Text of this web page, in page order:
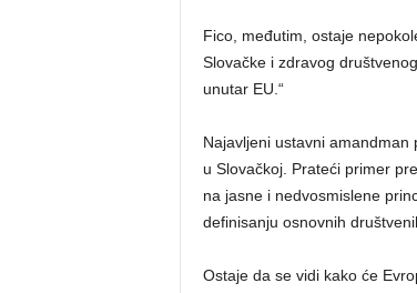
Fico, međutim, ostaje
Slovačke i zdravog
unutar EU.“
Najavljeni ustavni
u Slovačkoj. Prateći primer
na jasne i nedvosmislene
definisanju osnovnih
Ostaje da se vidi kako će